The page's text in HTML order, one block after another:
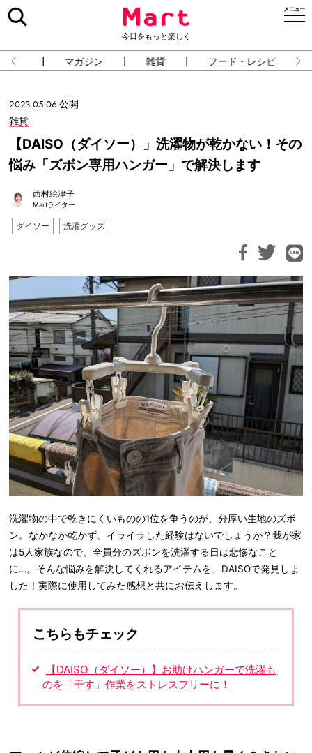
今日をもっと楽しく
占い マガジン 雑貨 フード・レシピ
2023.05.06 公開
雑貨
【DAISO（ダイソー）」洗濯物が乾かない！その
悩み「ズボン専用ハンガー」で解決します
西村絵津子
Martライター
ダイソー 洗濯グッズ
洗濯物の中で乾きにくいものの1位を争うのが、分厚い生地のズボ
ン。なかなか乾かず、イライラした経験はないでしょうか？我が家
は5人家族なので、全員分のズボンを洗濯する日は悲惨なこと
に…。そんな悩みを解決してくれるアイテムを、DAISOで発見しま
した！実際に使用してみた感想と共にお伝えします。
こちらもチェック
【DAISO（ダイソー）】お助けハンガーで洗濯も
のを「干す」作業をストレスフリーに！